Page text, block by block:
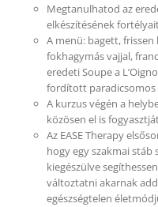
Megtanulhatod az
elkészítésének
A menü: bagett,
fokhagymás vajjal,
eredeti Soupe a
fordított paradicsomos
A kurzus végén a
közösen el is
Az EASE Therapy
hogy egy szakmai stáb
kiegészülve
változtatni akarnak
egészségtelen